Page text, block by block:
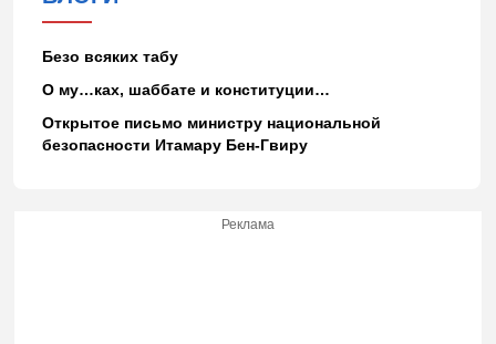
Безо всяких табу
О му…ках, шаббате и конституции…
Открытое письмо министру национальной
безопасности Итамару Бен-Гвиру
Реклама